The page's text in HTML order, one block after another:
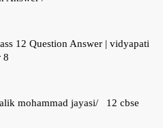
12 Question Answer | vidyapati
8
mohammad jayasi/ 12 cbse